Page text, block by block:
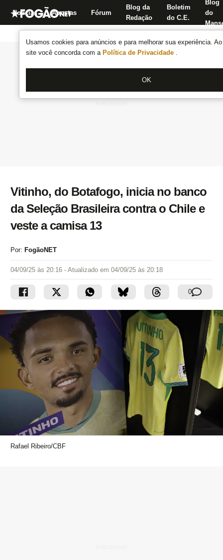
Usamos cookies para anúncios e para melhorar sua experiência.
site você concorda com a Política de Privacidade .
OK
Notícias Apostas Fórum
Blog da
Redação
Boletim
do C.E.
Blog
do
Vitinho, do Botafogo, inicia no banco
da Seleção Brasileira contra o Chile e
veste a camisa 13
Por: FogãoNET
04/09/25 às 20:16 - Atualizado em 04/09/25 às 20:18
0
Rafael Ribeiro/CBF